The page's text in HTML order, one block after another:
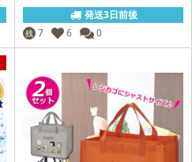
発送3日前後
残 7 6 0